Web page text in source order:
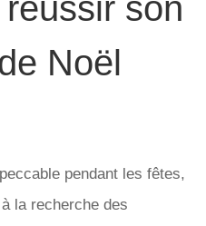
son
Noël
pendant les fêtes,
la recherche des